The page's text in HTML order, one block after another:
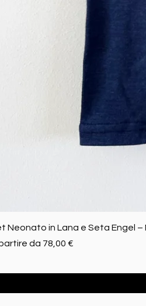
Neonato in Lana e Seta Engel
da 78,00 €
scontato